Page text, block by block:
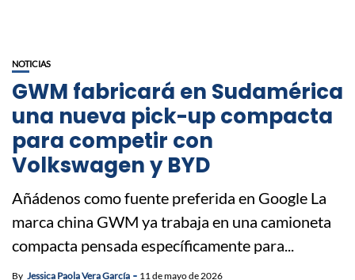
NOTICIAS
GWM fabricará en Sudamérica
una nueva pick-up compacta
para competir con
Volkswagen y BYD
Añádenos como fuente preferida en Google La
marca china GWM ya trabaja en una camioneta
compacta pensada específicamente para...
By Jessica Paola Vera García 11 de mayo de 2026